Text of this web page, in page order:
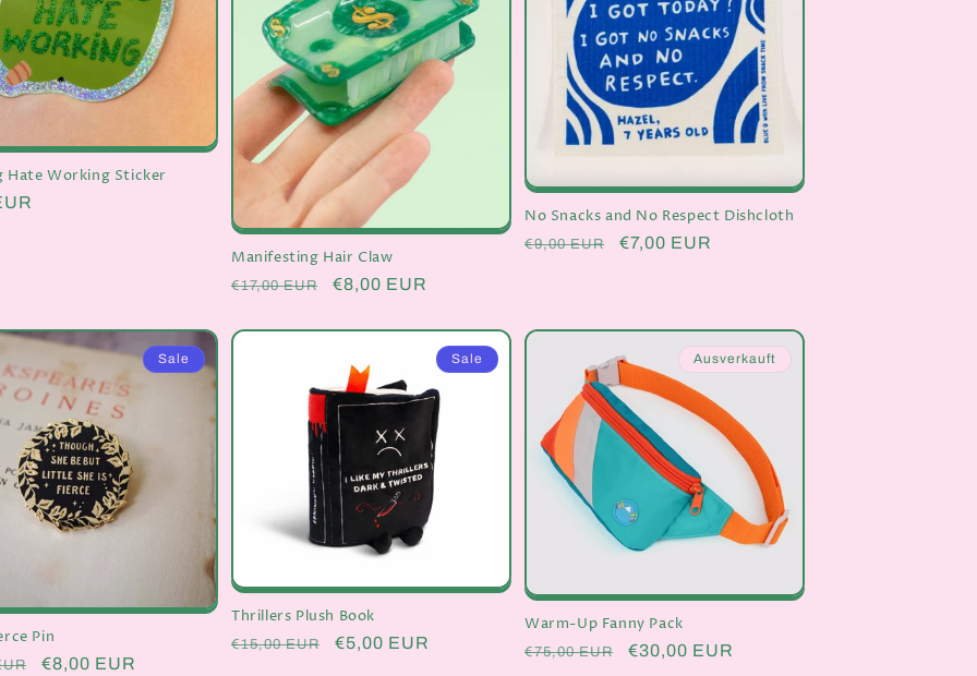
Hate Working Sticker
Manifesting Hair Claw
Normaler
€17,00 EUR Verkaufspreis
€8,00 EUR
No Snacks and No Respect Dishcloth
Normaler
€9,00 EUR Verkaufspreis
€7,00 EUR
Sale
Pin
Verkaufspreis
€8,00 EUR
Sale
Thrillers Plush Book
Normaler
€15,00 EUR Verkaufspreis
€5,00 EUR
Ausverkauft
Warm-Up Fanny Pack
Normaler
€75,00 EUR Verkaufspreis
€30,00 EUR